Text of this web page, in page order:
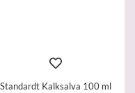
Standardt Kalksalva 100 ml